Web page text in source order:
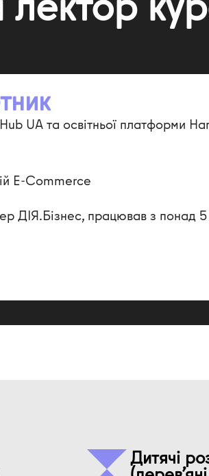
UA та освітньої платформи
E-Commerce
ДІЯ.Бізнес, працював з понад
Дитячі